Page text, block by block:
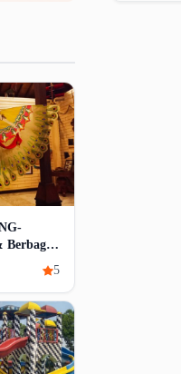
Berbagai
5